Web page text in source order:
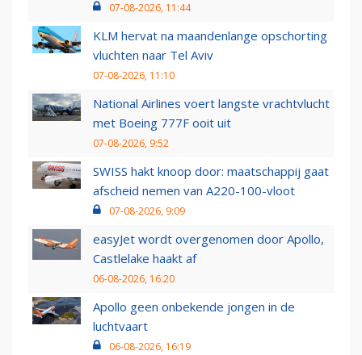
07-08-2026, 11:44
KLM hervat na maandenlange opschorting
vluchten naar Tel Aviv
07-08-2026, 11:10
National Airlines voert langste vrachtvlucht
met Boeing 777F ooit uit
07-08-2026, 9:52
SWISS hakt knoop door: maatschappij gaat
afscheid nemen van A220-100-vloot
07-08-2026, 9:09
easyJet wordt overgenomen door Apollo,
Castlelake haakt af
06-08-2026, 16:20
Apollo geen onbekende jongen in de
luchtvaart
06-08-2026, 16:19